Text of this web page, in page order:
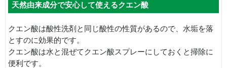
天然由来成分で安心して使えるクエン酸
クエン酸は酸性洗剤と同じ酸性の性質があるので、水垢を落
とすのに効果的です。
クエン酸は水と混ぜてクエン酸スプレーにしておくと掃除に
便利です。